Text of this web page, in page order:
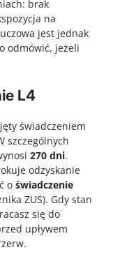
brak
na
jest jednak
odmówić, jeżeli
L4
świadczeniem
szczególnych
270 dni.
odzyskanie
o świadczenie
ZUS). Gdy stan
się do
upływem